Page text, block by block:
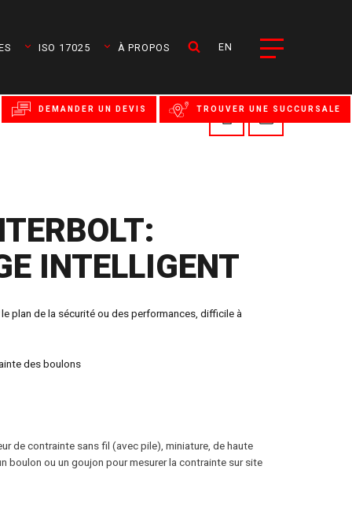
ISO 17025 À PROPOS EN
VOIR LES AUTRES MARQUES
INTELLIGENT
plan de la sécurité ou des performances, difficile à
des boulons
de contrainte sans fil (avec pile), miniature, de haute
boulon ou un goujon pour mesurer la contrainte sur site
DEMANDER UN DEVIS TROUVER UNE SUCCURSALE